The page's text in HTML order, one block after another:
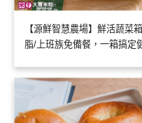
【源鮮智慧農場】鮮活蔬菜
脂/上班族免備餐，一箱搞定